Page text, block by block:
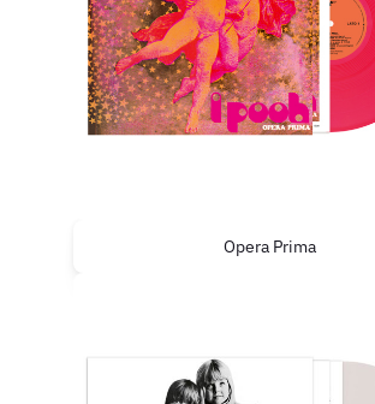
Opera Prima